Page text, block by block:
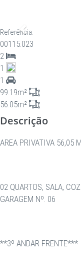
Anterior
Referência:
00115.023
2
1
1
99.19m²
56.05m²
Descrição
AREA PRIVATIVA 56,05
02 QUARTOS, SALA,
GARAGEM Nº. 06
**3º ANDAR FRENTE***